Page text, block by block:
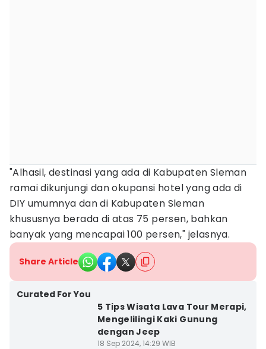
"Alhasil, destinasi yang ada di Kabupaten Sleman
ramai dikunjungi dan okupansi hotel yang ada di
DIY umumnya dan di Kabupaten Sleman
khususnya berada di atas 75 persen, bahkan
banyak yang mencapai 100 persen," jelasnya.
Share Article
Curated For You
5 Tips Wisata Lava Tour Merapi,
Mengelilingi Kaki Gunung
dengan Jeep
18 Sep 2024, 14:29 WIB